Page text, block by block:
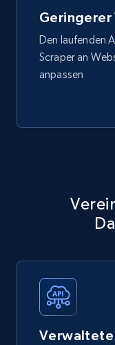
Geringerer
Den laufenden
Scraper an
anpassen
Verwaltete